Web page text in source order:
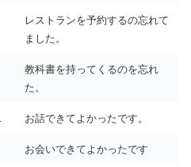
レストランを予約するの忘れて
ました。
教科書を持ってくるのを忘れ
た。
お話できてよかったです。
お会いできてよかったです